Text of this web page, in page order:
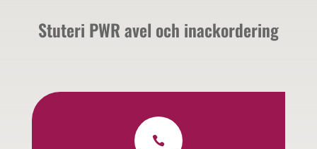
Stuteri PWR avel och inackordering
